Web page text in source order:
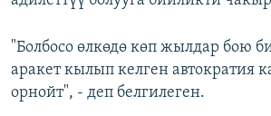
"Болбосо өлкөдө көп жылдар бою
аракет кылып келген автократия
орнойт", - деп белгилеген.